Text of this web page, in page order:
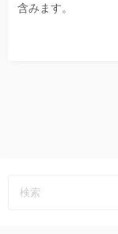
含みます。
ペ